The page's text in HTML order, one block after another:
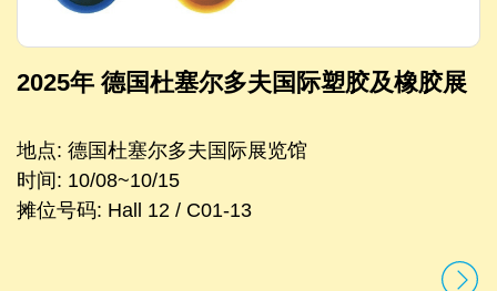
2025年 德国杜塞尔多夫国际塑胶及橡胶展
地点: 德国杜塞尔多夫国际展览馆
时间: 10/08~10/15
摊位号码: Hall 12 / C01-13